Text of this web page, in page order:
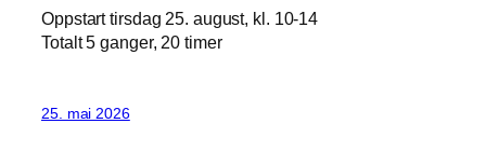
Oppstart tirsdag 25. august, kl. 10-14
Totalt 5 ganger, 20 timer
25. mai 2026